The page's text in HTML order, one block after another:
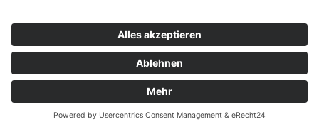
hohen Kosten verbunden.
©2026Erhard Klein - Alle Rechte vorbehalten
Home
Datenschutz
Cookies